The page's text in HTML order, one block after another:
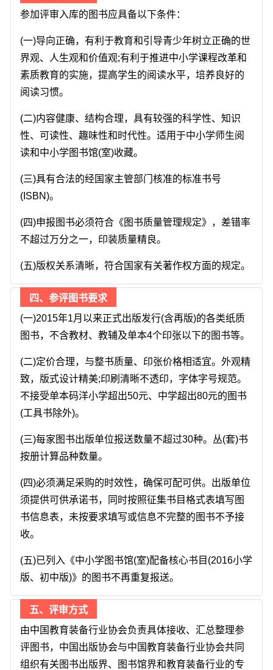
参加评审入库的图书应具备以下条件：
(一)导向正确，有利于教育和引导青少年树立正确的世
界观、人生观和价值观;有利于推进中小学课程改革和
素质教育的实施，提高学生的阅读水平，培养良好的
阅读习惯。
(二)内容健康、结构合理，具有较强的科学性、知识
性、可读性、趣味性和时代性。适用于中小学师生阅
读和中小学图书馆(室)收藏。
(三)具有合法的经国家主管部门核准的标准书号
(ISBN)。
(四)申报图书必须符合《图书质量管理规定》，差错率
不超过万分之一，印装质量精良。
(五)版权关系清晰，符合国家有关著作权方面的规定。
四、参评图书要求
(一)2015年1月以来正式出版发行(含再版)的各类纸质
图书，不含教材、教辅及单本4个印张以下的图书等。
(二)定价合理，与整书质量、印张价格相适宜。外观精
致，版式设计精美;印刷清晰不透印，字体字号规范。
不接受单本码洋小学超出50元、中学超出80元的图书
(工具书除外)。
(三)每家图书出版单位报送数量不超过30种。丛(套)书
按册计算品种数量。
(四)必须满足采购的时效性，确保可配可供。出版单位
须提供可供承诺书，同时按照征集书目格式表填写图
书信息表，未按要求填写或信息不完整的图书不予接
收。
(五)已列入《中小学图书馆(室)配备核心书目(2016小学
版、初中版)》的图书不再重复报送。
五、评审方式
由中国教育装备行业协会负责具体接收、汇总整理参
评图书，中国出版协会与中国教育装备行业协会共同
组织有关图书出版界、图书馆界和教育装备行业的专